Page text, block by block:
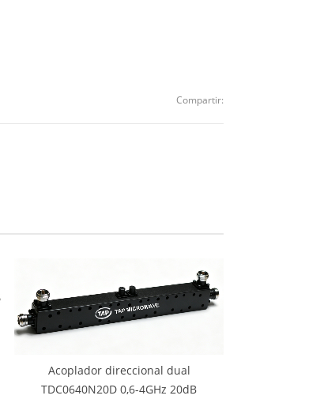
Compartir:
Acoplador direccional dual
TDC0640N20D 0,6-4GHz 20dB